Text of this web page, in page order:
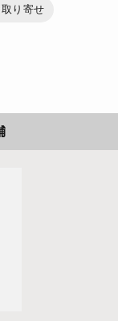
り寄せ